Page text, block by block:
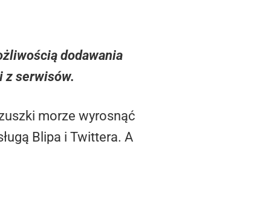
dodawania
z serwisów.
morze wyrosnąć
Blipa i Twittera. A